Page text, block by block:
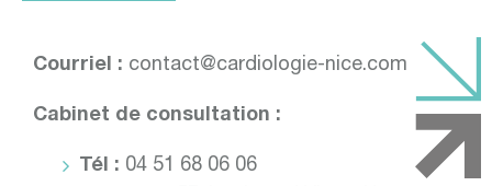
Courriel : contact@cardiologie-nice.com
Cabinet de consultation :
Tél : 04 51 68 06 06